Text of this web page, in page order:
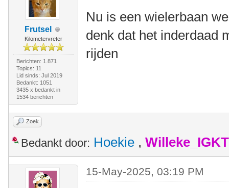
Frutsel
Kilometervreter
Berichten: 1.871
Topics: 11
Lid sinds: Jul 2019
Bedankt: 1051
3435 x bedankt in
1534 berichten
Nu is een wielerbaan
denk dat het inderdaad
rijden
Zoek
Bedankt door: Hoekie , Willeke_IGKT
15-May-2025, 03:19 PM